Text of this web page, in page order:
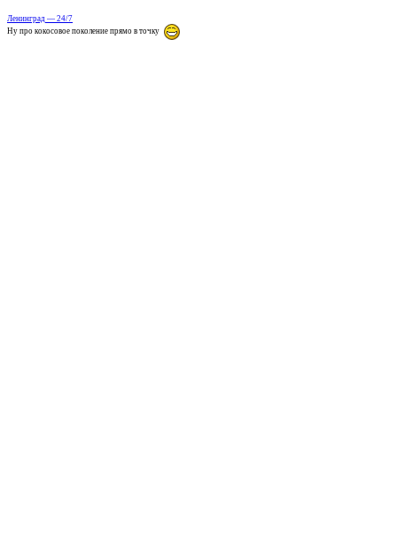
Ленинград — 24/7
Ну про кокосовое поколение прямо в точку